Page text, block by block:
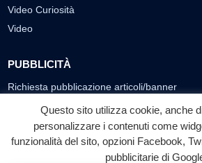
Video Curiosità
Video
PUBBLICITÀ
Richiesta pubblicazione articoli/banner
SEGUICI SUI SOCIAL
f ◎ ▶
Questo sito utilizza cookie, anche
personalizzare i contenuti come
funzionalità del sito, opzioni Facebook,
pubblicitarie di